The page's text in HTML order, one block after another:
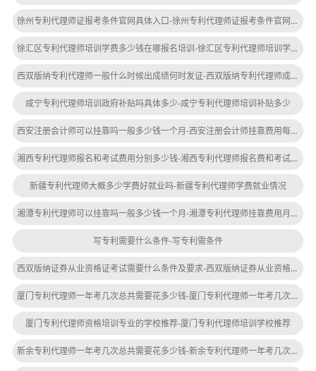
徐州专利代理师证报考条件官网具体入口-徐州专利代理师证报考条件官网入口
徐汇区专利代理师培训学费多少钱在哪报名培训-徐汇区专利代理师培训学费多少
西双版纳专利代理师一般什么时候出成绩何时发证-西双版纳专利代理师成绩出成绩发证
咸宁专利代理师培训政府补贴吗具体多少-咸宁专利代理师培训补贴多少
西安注册会计师可以挂靠吗一般多少钱一个月-西安注册会计师挂靠费用每月多少钱
湘西专利代理师报名和考试费用分别多少钱-湘西专利代理师报名费和考试费多少钱
新疆专利代理师大概多少学费好就业吗-新疆专利代理师学费就业情况
湘潭专利代理师可以挂靠吗一般多少钱一个月-湘潭专利代理师挂靠费用月均多少
写专利需要什么条件-写专利需条件
西双版纳证券从业资格证考试需要什么条件及要求-西双版纳证券从业资格证考试条件
厦门专利代理师一年考几次总共需要花多少钱-厦门专利代理师一年考几次多少钱
厦门专利代理师资格培训专业的学校推荐-厦门专利代理师培训学校推荐
新余专利代理师一年考几次总共需要花多少钱-新余专利代理师一年考几次多少钱